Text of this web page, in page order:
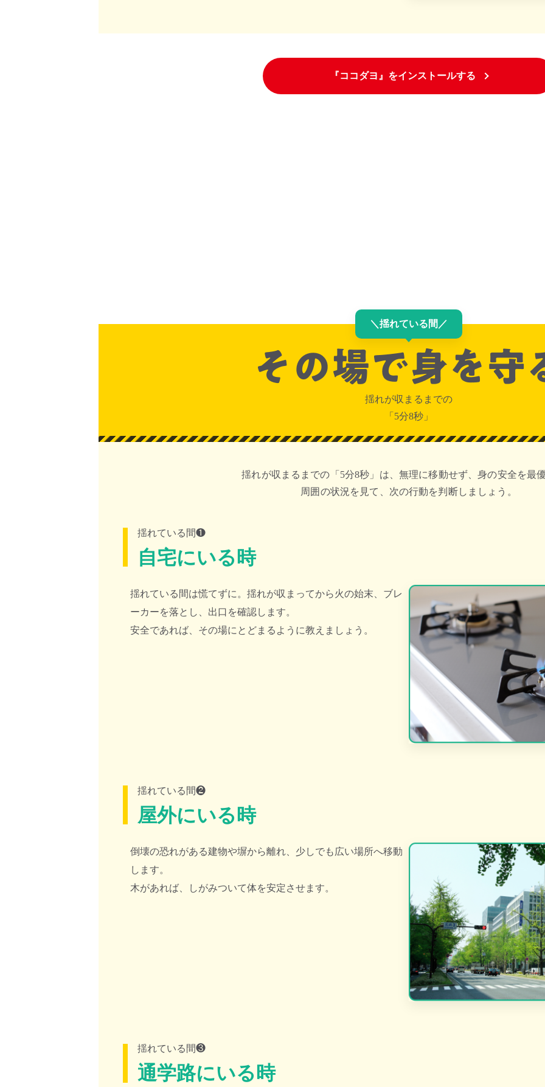
『ココダヨ』をインストールする
＼ 揺れている間 ／
揺れが収まるまでの
「5分8秒」
揺れが収まるまでの「5分8秒」は、無理に移動せず、身の安全を最
周囲の状況を見て、次の行動を判断しましょう。
揺れている間❶
自宅にいる時
揺れている間は慌てずに。揺れが収まってから火の始末、ブレ
ーカーを落とし、出口を確認します。
安全であれば、その場にとどまるように教えましょう。
揺れている間❷
屋外にいる時
倒壊の恐れがある建物や塀から離れ、少しでも広い場所へ移動
します。
木があれば、しがみついて体を安定させます。
揺れている間❸
通学路にいる時